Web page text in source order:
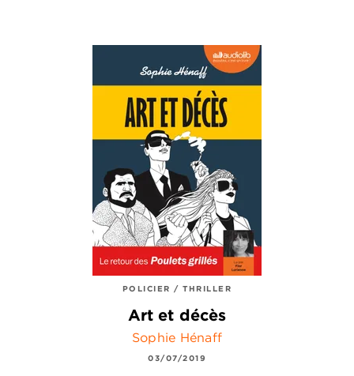
POLICIER / THRILLER
Art et décès
Sophie Hénaff
03/07/2019